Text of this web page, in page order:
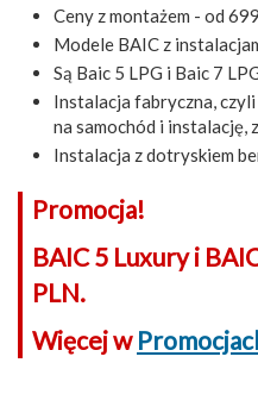
Ceny z montażem - od
Modele BAIC z
Są Baic 5 LPG i Baic 7
Instalacja fabryczna,
na samochód i instalację,
Instalacja z dotryskiem
Promocja!
BAIC 5 Luxury i
PLN.
Więcej w